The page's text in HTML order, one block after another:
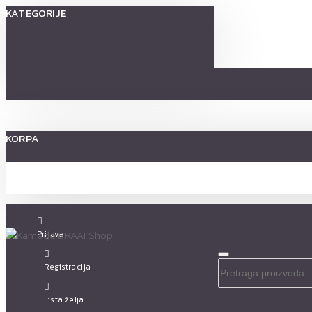
KATEGORIJE
KORPA
Prijava
Registracija
Lista želja